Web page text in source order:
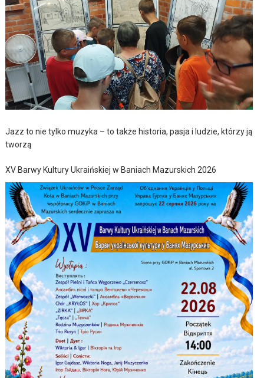
Jazz to nie tylko muzyka – to także historia, pasja i ludzie, którzy ją
tworzą
XV Barwy Kultury Ukraińskiej w Baniach Mazurskich 2026